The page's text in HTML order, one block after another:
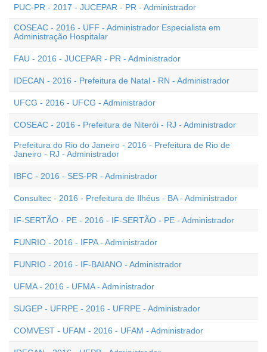
PUC-PR - 2017 - JUCEPAR - PR - Administrador
COSEAC - 2016 - UFF - Administrador Especialista em
Administração Hospitalar
FAU - 2016 - JUCEPAR - PR - Administrador
IDECAN - 2016 - Prefeitura de Natal - RN - Administrador
UFCG - 2016 - UFCG - Administrador
COSEAC - 2016 - Prefeitura de Niterói - RJ - Administrador
Prefeitura do Rio do Janeiro - 2016 - Prefeitura de Rio de
Janeiro - RJ - Administrador
IBFC - 2016 - SES-PR - Administrador
Consultec - 2016 - Prefeitura de Ilhéus - BA - Administrador
IF-SERTÃO - PE - 2016 - IF-SERTÃO - PE - Administrador
FUNRIO - 2016 - IFPA - Administrador
FUNRIO - 2016 - IF-BAIANO - Administrador
UFMA - 2016 - UFMA - Administrador
SUGEP - UFRPE - 2016 - UFRPE - Administrador
COMVEST - UFAM - 2016 - UFAM - Administrador